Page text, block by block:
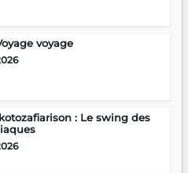
voyage
: Le swing des